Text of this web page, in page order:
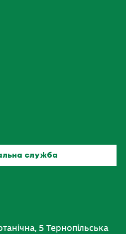
служба
5 Тернопільська